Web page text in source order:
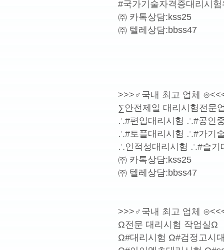
#국가기술자격증대리시
㈜ 카톡상담:kss25
㈜ 텔레상담:bbss47
>>>♂국내 최고 업체
∑안전제일 대리시험전문
∴#편입대리시험 ∴#공인
∴#토플대리시험 ∴#가기
∴인적성대리시험 ∴#슬기
㈜ 카톡상담:kss25
㈜ 텔레상담:bbss47
>>>♂국내 최고 업체
Ω전문 대리시험 작업실Ω
Ω#대리시험 Ω#검정고시